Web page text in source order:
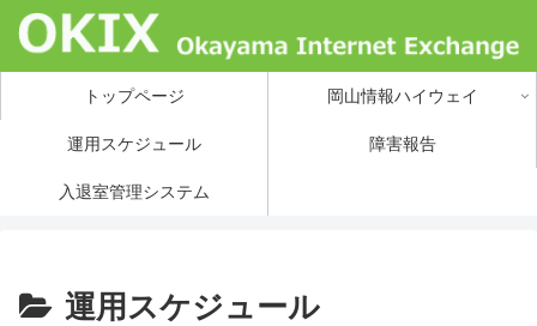
トップページ 岡山情報ハイウェイ
運用スケジュール 障害報告
入退室管理システム
運用スケジュール